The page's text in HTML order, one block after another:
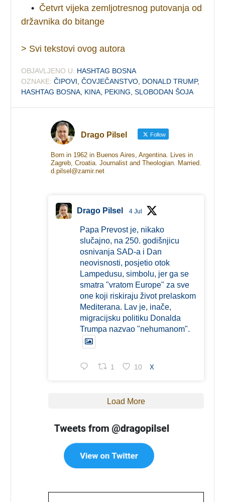
• Četvrt vijeka zemljotresnog putovanja od
državnika do bitange
> Svi tekstovi ovog autora
OBJAVLJENO U: HASHTAG BOSNA
OZNAKE: ČIPOVI ,ČOVJEČANSTVO DONALD TRUMP,
HASHTAG BOSNA KINA PEKING ,SLOBODAN ŠOJA
Drago Pilsel Follow
Born in 1962 in Buenos Aires, Argentina. Lives in
Zagreb, Croatia. Journalist and Theologian. Married.
d.pilsel@zamir.net
Drago Pilsel 4 Jul
Papa Prevost je, nikako
slučajno, na 250. godišnjicu
osnivanja SAD-a i Dan
neovisnosti, posjetio otok
Lampedusu, simbolu, jer ga se
smatra "vratom Europe" za sve
one koji riskiraju život prelaskom
Mediterana. Lav je, inače,
migracijsku politiku Donalda
Trumpa nazvao "nehumanom".
1 10 X
Load More